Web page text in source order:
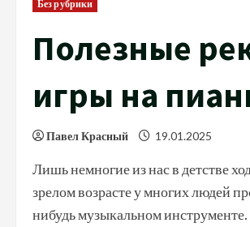
Без рубрики
Полезные
игры на
Павел Красный 19.01.2025
Лишь немногие из нас в детстве
зрелом возрасте у многих людей
нибудь музыкальном